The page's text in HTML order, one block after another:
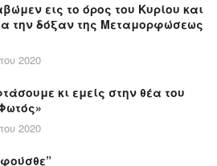
εις το όρος του Κυρίου και
την δόξαν της Μεταμορφώσεως
2020
κι εμείς στην θέα του
2020